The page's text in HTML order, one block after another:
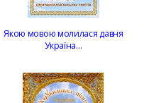
Якою мовою молилася давня
Україна…